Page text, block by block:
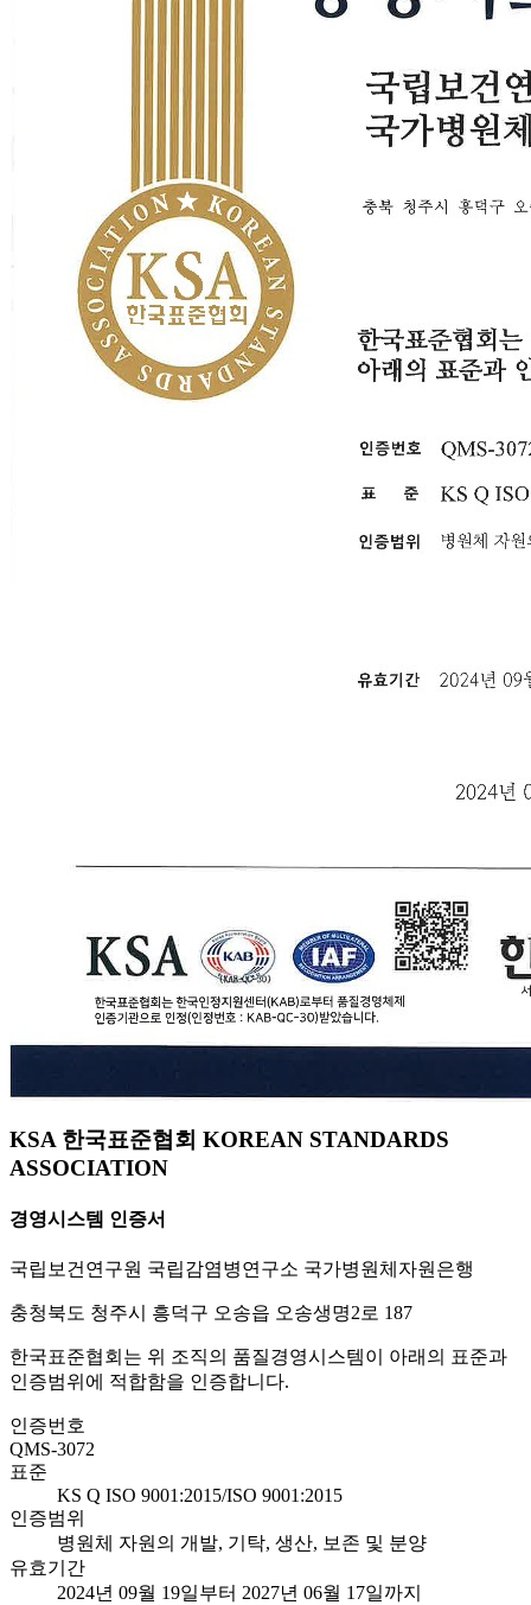
KSA 한국표준협회 KOREAN STANDARDS
ASSOCIATION
경영시스템 인증서
국립보건연구원 국립감염병연구소 국가병원체자원은행
충청북도 청주시 흥덕구 오송읍 오송생명2로 187
한국표준협회는 위 조직의 품질경영시스템이 아래의 표준과
인증범위에 적합함을 인증합니다.
인증번호
QMS-3072
표준
KS Q ISO 9001:2015/ISO 9001:2015
인증범위
병원체 자원의 개발, 기탁, 생산, 보존 및 분양
유효기간
2024년 09월 19일부터 2027년 06월 17일까지